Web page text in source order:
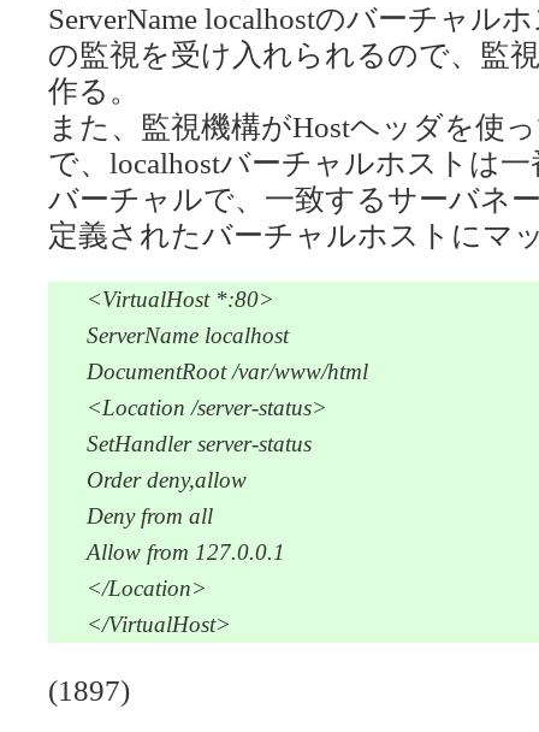
ServerName localhostのバーチャル
の監視を受け入れられるので、監
作る。
また、監視機構がHostヘッダを使
で、localhostバーチャルホストは
バーチャルで、一致するサーバネ
定義されたバーチャルホストにマ
<VirtualHost *:80>
ServerName localhost
DocumentRoot /var/www/html
<Location /server-status>
SetHandler server-status
Order deny,allow
Deny from all
Allow from 127.0.0.1
</Location>
</VirtualHost>
(1897)